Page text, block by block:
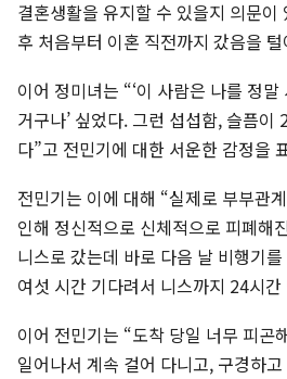
결혼생활을 유지할 수 있을지 의문이
후 처음부터 이혼 직전까지 갔음을
이어 정미녀는 “‘이 사람은 나를 정
거구나’ 싶었다. 그런 섭섭함, 슬픔이
다”고 전민기에 대한 서운한 감정을
전민기는 이에 대해 “실제로 부부관
인해 정신적으로 신체적으로 피폐해
니스로 갔는데 바로 다음 날 비행기
여섯 시간 기다려서 니스까지 24시
이어 전민기는 “도착 당일 너무 피곤
일어나서 계속 걸어 다니고, 구경하